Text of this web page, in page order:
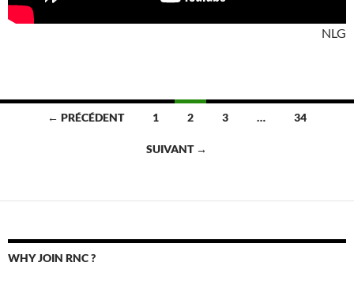
NLG
Navigation
← PRÉCÉDENT 1 2 3 … 34
SUIVANT →
WHY JOIN RNC ?